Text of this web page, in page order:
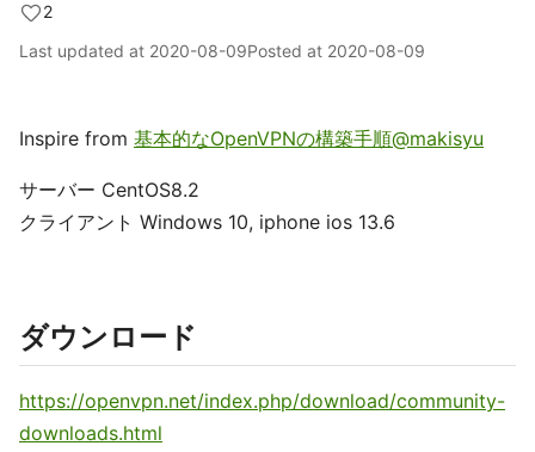
2
Last updated at 2020-08-09Posted at 2020-08-09
Inspire from 基本的なOpenVPNの構築手順@makisyu
サーバー CentOS8.2
クライアント Windows 10, iphone ios 13.6
ダウンロード
https://openvpn.net/index.php/download/community-
downloads.html